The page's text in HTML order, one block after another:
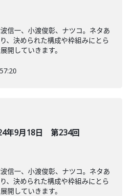
信一、小渡俊彰、ナツコ。ネタあ
、決められた構成や枠組みにとら
開していきます。
年9月18日 第234回
信一、小渡俊彰、ナツコ。ネタあ
、決められた構成や枠組みにとら
開していきます。